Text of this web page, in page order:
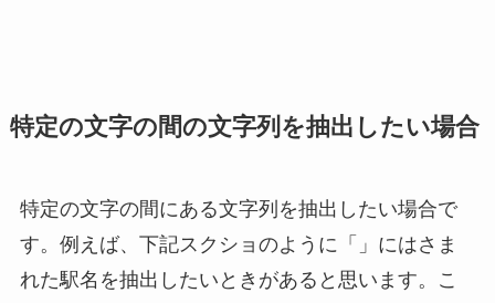
特定の文字の間の文字列を抽出したい場合
特定の文字の間にある文字列を抽出したい場合で
す。例えば、下記スクショのように「」にはさま
れた駅名を抽出したいときがあると思います。こ